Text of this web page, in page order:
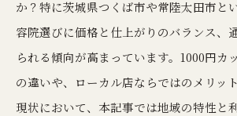
か？特に茨城県つくば市や常陸太田市と
容院選びに価格と仕上がりのバランス、
られる傾向が高まっています。1000円カ
の違いや、ローカル店ならではのメリッ
現状において、本記事では地域の特性と